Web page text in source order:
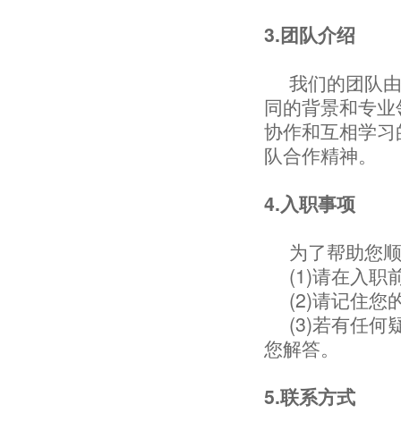
3.团队介绍
我们的团队
同的背景和专
协作和互相学
队合作精神。
4.入职事项
为了帮助您
(1)请在入职
(2)请记住您
(3)若有任何
您解答。
5.联系方式